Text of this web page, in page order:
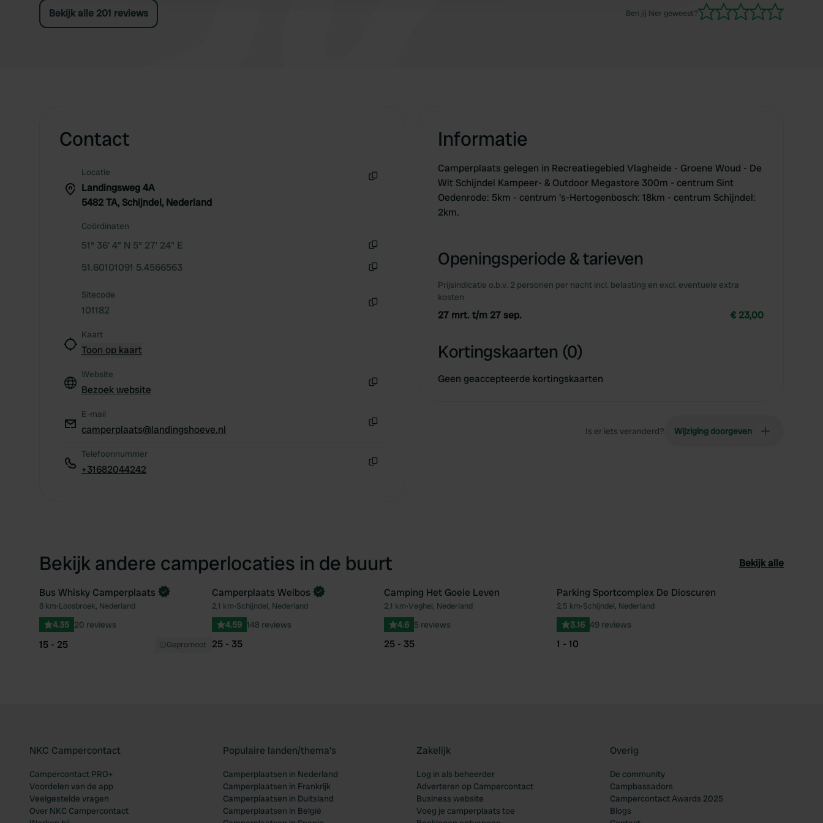
met kampeer winkel de Wit in Schijndel
(loopafstand). We komen zeker nog een keer
Bekijk alle 201 reviews Ben jij hier geweest?
Contact
Locatie
Landingsweg 4A
5482 TA, Schijndel, Nederland
Coördinaten
51° 36' 4" N 5° 27' 24" E
51.60101091 5.4566563
Sitecode
101182
Kaart
Toon op kaart
Website
Bezoek website
E-mail
camperplaats@landingshoeve.nl
Telefoonnummer
+31682044242
Informatie
Camperplaats gelegen in Recreatiegebied Vlagheide - Groene Woud - De
Wit Schijndel Kampeer- & Outdoor Megastore 300m - centrum Sint
Oedenrode: 5km - centrum 's-Hertogenbosch: 18km - centrum Schijndel:
2km.
Openingsperiode & tarieven
Prijsindicatie o.b.v. 2 personen per nacht incl. belasting en excl. eventuele extra
kosten
27 mrt. t/m 27 sep. € 23,00
Kortingskaarten (0)
Geen geaccepteerde kortingskaarten
Is er iets veranderd? Wijziging doorgeven
Bekijk andere camperlocaties in de buurt Bekijk alle
Favoriet
Boek direct
Bus Whisky Camperplaats
8 km•Loosbroek, Nederland
4.35 20 reviews
15 - 25 Gepromoot
Favoriet
Camperplaats Weibos
2,1 km•Schijndel, Nederland
4.59 148 reviews
25 - 35
Favoriet
Camping Het Goeie Leven
2,1 km•Veghel, Nederland
4.6 5 reviews
25 - 35
Parking Sportcomplex De Dioscuren
2,5 km•Schijndel, Nederland
3.16 49 reviews
1 - 10
NKC Campercontact
Campercontact PRO+
Voordelen van de app
Veelgestelde vragen
Over NKC Campercontact
Populaire landen/thema's
Camperplaatsen in Nederland
Camperplaatsen in Frankrijk
Camperplaatsen in Duitsland
Camperplaatsen in België
Zakelijk
Log in als beheerder
Adverteren op Campercontact
Business website
Voeg je camperplaats toe
Overig
De community
Campbassadors
Campercontact Awards 2025
Blogs